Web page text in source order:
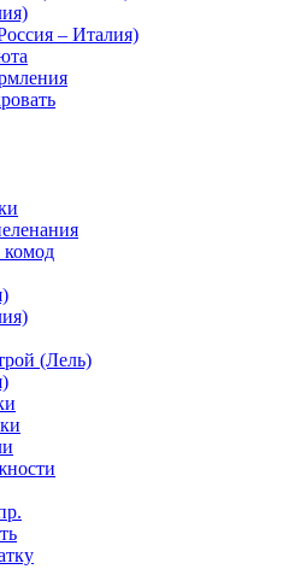
– Италия)
(Лель)